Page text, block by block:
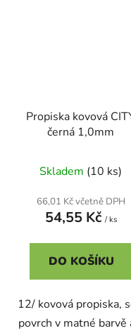
Propiska kovová
černá 1,0mm
Skladem (10 ks)
66,01 Kč včetně DPH
54,55 Kč / ks
DO KOŠÍKU
12/ kovová propiska,
povrch v matné barvě